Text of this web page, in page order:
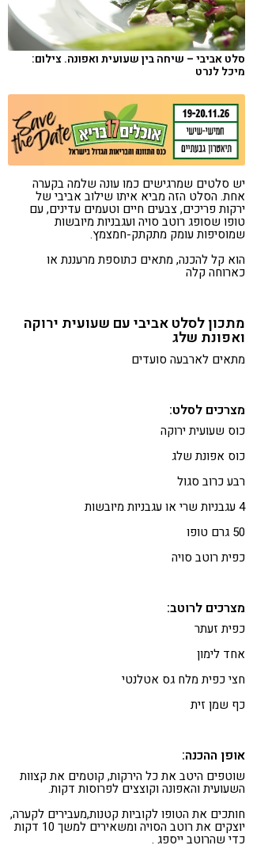
סלט אביבי – שיחה בין שעועית ואפונה. צילום:
מיכל לנרט
יש סלטים שמרגישים כמו עונה שלמה בקערה
אחת. הסלט הזה מביא איתו שילוב אביבי של
ירקות פריכים, צבעים חיים וטעמים עדינים, עם
טופו שסופג רוטב סויה ועגבניות מיובשות
שמוסיפות עומק מתקתק-חמצמץ.
הוא קל להכנה, מתאים כתוספת מרעננת או
כארוחה קלה
מתכון לסלט אביבי עם שעועית ירוקה
ואפונת שלג
מתאים לארבעה סועדים
מצרכים לסלט:
כוס שעועית ירוקה
כוס אפונת שלג
רבע כרוב סגול
4 עגבניות שרי או עגבניות מיובשות
50 גרם טופו
כפית רוטב סויה
מצרכים לרוטב:
כפית זעתר
אחד לימון
חצי כפית מלח גס אטלנטי
כף שמן זית
אופן ההכנה:
שוטפים היטב את כל הירקות, קוטמים את קצוות
השעועית והאפונה וקוצצים לפרוסות דקות.
חותכים את הטופו לקוביות קטנות,מעבירים לקערה,
יוצקים את רוטב הסויה ומשאירים למשך 10 דקות
כדי שהרוטב ייספג .